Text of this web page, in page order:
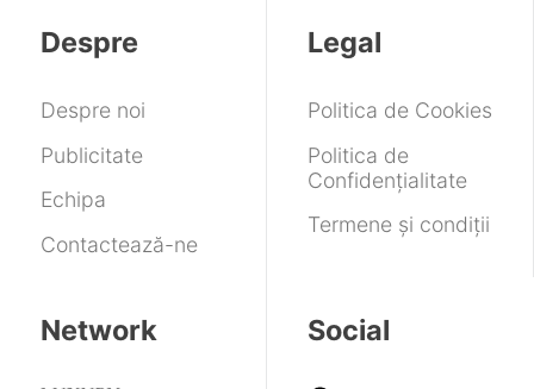
Despre
Despre noi
Publicitate
Echipa
Contactează-ne
Legal
Politica de Cookies
Politica de
Confidențialitate
Termene și condiții
Network Social